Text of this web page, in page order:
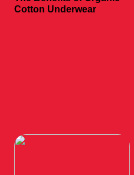
Cotton Underwear